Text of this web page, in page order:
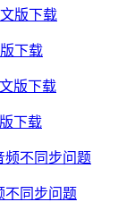
版下载
下载
不同步问题